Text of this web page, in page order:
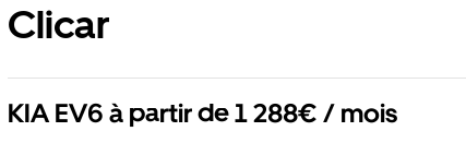
Clicar
KIA EV6 à partir de 1 288€ / mois